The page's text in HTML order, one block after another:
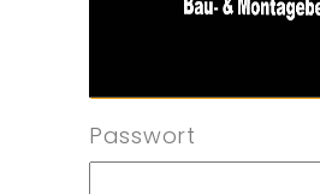
Passwort